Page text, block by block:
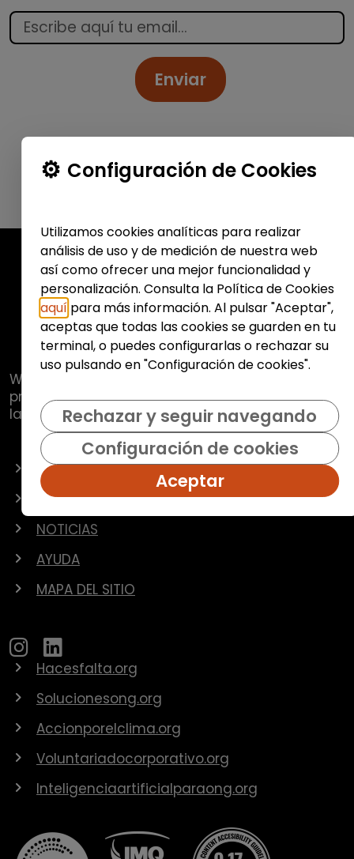
Enviar
Web de
pretende promover y fomentar la inclusión
laboral de colectivos vulnerables.
OFERTAS
EMPRESAS
NOTICIAS
AYUDA
MAPA DEL SITIO
Hacesfalta.org
Solucionesong.org
Accionporelclima.org
Voluntariadocorporativo.org
Inteligenciaartificialparaong.org
Configuración de Cookies
Utilizamos cookies analíticas para realizar
análisis de uso y de medición de nuestra web
así como ofrecer una mejor funcionalidad y
personalización. Consulta la Política de Cookies
aquí para más información. Al pulsar "Aceptar",
aceptas que todas las cookies se guarden en tu
terminal, o puedes configurarlas o rechazar su
uso pulsando en "Configuración de cookies".
Rechazar y seguir navegando
Configuración de cookies
Aceptar